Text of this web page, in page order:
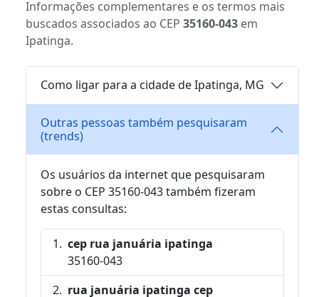
Informações complementares e os termos mais
buscados associados ao CEP 35160-043 em
Ipatinga.
Como ligar para a cidade de Ipatinga, MG
Outras pessoas também pesquisaram
(trends)
Os usuários da internet que pesquisaram
sobre o CEP 35160-043 também fizeram
estas consultas:
cep rua januária ipatinga
35160-043
rua januária ipatinga cep